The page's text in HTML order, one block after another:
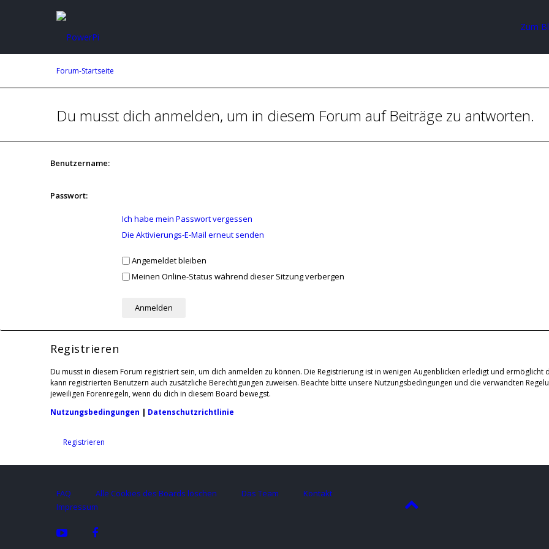
Zum
Forum-Startseite
Du musst dich anmelden, um in diesem Forum auf Beiträge zu antworten.
Benutzername:
Passwort:
Ich habe mein Passwort vergessen
Die Aktivierungs-E-Mail erneut senden
Angemeldet bleiben
Meinen Online-Status während dieser Sitzung verbergen
Registrieren
Du musst in diesem Forum registriert sein, um dich anmelden zu können. Die Registrierung ist in wenigen Augenblicken erledigt und
kann registrierten Benutzern auch zusätzliche Berechtigungen zuweisen. Beachte bitte unsere Nutzungsbedingungen und die verwandten
jeweiligen Forenregeln, wenn du dich in diesem Board bewegst.
Nutzungsbedingungen | Datenschutzrichtlinie
Registrieren
FAQ Alle Cookies des Boards löschen Das Team
Kontakt
Impressum